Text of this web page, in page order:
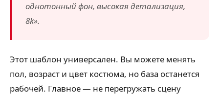
однотонный фон, высокая детализация,
8k».
Этот шаблон универсален. Вы можете менять
пол, возраст и цвет костюма, но база останется
рабочей. Главное — не перегружать сцену